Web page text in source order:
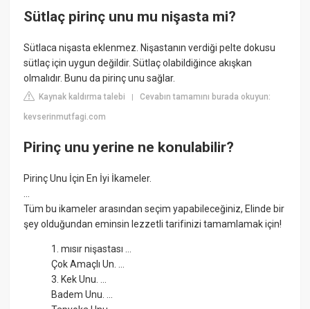
Sütlaç pirinç unu mu nişasta mi?
Sütlaca nişasta eklenmez. Nişastanın verdiği pelte dokusu
sütlaç için uygun değildir. Sütlaç olabildiğince akışkan
olmalıdır. Bunu da pirinç unu sağlar.
Kaynak kaldırma talebi |Cevabın tamamını burada okuyun:
kevserinmutfagi.com
Pirinç unu yerine ne konulabilir?
Pirinç Unu İçin En İyi İkameler.
Tüm bu ikameler arasından seçim yapabileceğiniz, Elinde bir
şey olduğundan eminsin lezzetli tarifinizi tamamlamak için!
1. mısır nişastası ...
Çok Amaçlı Un. ...
3. Kek Unu. ...
Badem Unu. ...